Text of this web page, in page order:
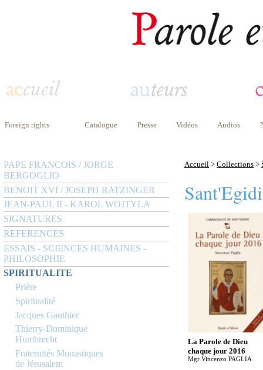
Foreign rights Catalogue Presse Vidéos Audios
PAPE FRANCOIS / JORGE
BERGOGLIO
BENOIT XVI / JOSEPH RATZINGER
JEAN-PAUL II - KAROL WOJTYLA
SIGNATURES
REFERENCES
ESSAIS - SCIENCES HUMAINES -
PHILOSOPHIE
SPIRITUALITE
Prière
Spiritualité
Jacques Gauthier
Thierry-Dominique
Humbrecht
Fraternités Monastiques
de Jérusalem
Accueil > Collections >
La Parole de Dieu
chaque jour 2016
Mgr Vincenzo PAGLIA